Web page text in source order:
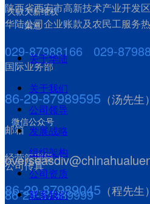
陕西省西安市高新技术产业开发
华陆公司企业账款及农民工服务
029-87988166 029-
国际业务部
86-29-87989595 （汤先生）
邮箱
经营管理部
86-29-87989045 （程先生）
公司传真
86-29-87989999
欠款欠薪维权
渠道
微信公众号
关于华陆
关于我们
公司领导
发展战略
组织架构
公司资质
联系我们